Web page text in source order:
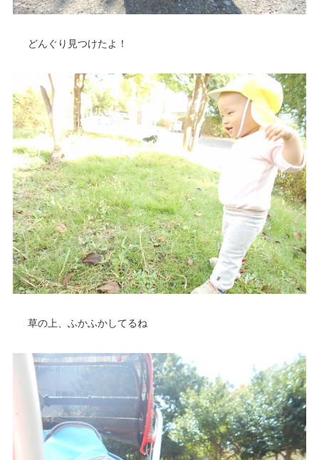
どんぐり見つけたよ！
草の上、ふかふかしてるね